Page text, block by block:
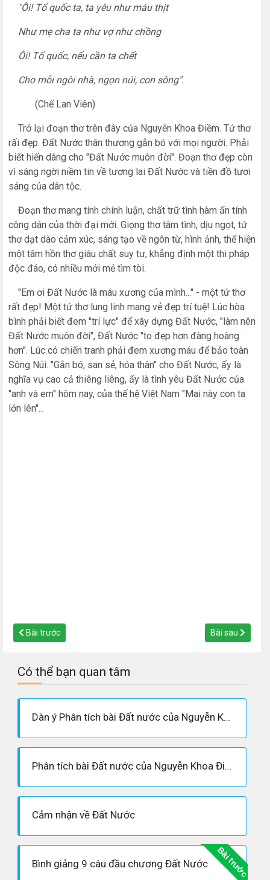
"Ôi! Tổ quốc ta, ta yêu như máu thịt
Như mẹ cha ta như vợ như chồng
Ôi! Tổ quốc, nếu cần ta chết
Cho mỗi ngôi nhà, ngọn núi, con sông".
(Chế Lan Viên)
Trở lại đoạn thơ trên đây của Nguyễn Khoa Điềm. Tứ thơ
rấi đẹp. Đất Nước thân thương gắn bó với mọi người. Phải
biết hiến dâng cho "Đất Nước muôn đời". Đoạn thơ đẹp còn
vì sáng ngời niềm tin về tương lai Đất Nước và tiền đồ tươi
sáng của dân tộc.
Đoạn thơ mang tính chính luận, chất trữ tình hàm ẩn tính
công dân của thời đại mới. Giọng thơ tâm tình, dịu ngọt, tứ
thơ dạt dào cảm xúc, sáng tạo về ngôn từ, hình ảnh, thể hiện
một tâm hồn thơ giàu chất suy tư, khẳng định một thi pháp
độc đáo, có nhiều mới mẻ tìm tòi.
"Em ơi Đất Nước là máu xương của mình..." - một tứ thơ
rất đẹp! Một tứ thơ lung linh mang vẻ đẹp trí tuệ! Lúc hòa
bình phải biết đem "trí lực" để xây dựng Đất Nước, "làm nên
Đất Nước muôn đời", Đất Nước "to đẹp hơn đàng hoàng
hơn". Lúc có chiến tranh phải đem xương máu để bảo toàn
Sông Núi. "Gắn bó, san sẻ, hóa thân" cho Đất Nước, ấy là
nghĩa vụ cao cả thiêng liêng, ấy là tình yêu Đất Nước của
"anh và em" hôm nay, của thế hệ Việt Nam "Mai này con ta
lớn lên"...
Bài trước Bài sau
Có thể bạn quan tâm
Dàn ý Phân tích bài Đất nước của Nguyễn Khoa Điềm
Phân tích bài Đất nước của Nguyễn Khoa Điềm
Cảm nhận về Đất Nước
Bài trước
Bình giảng 9 câu đầu chương Đất Nước